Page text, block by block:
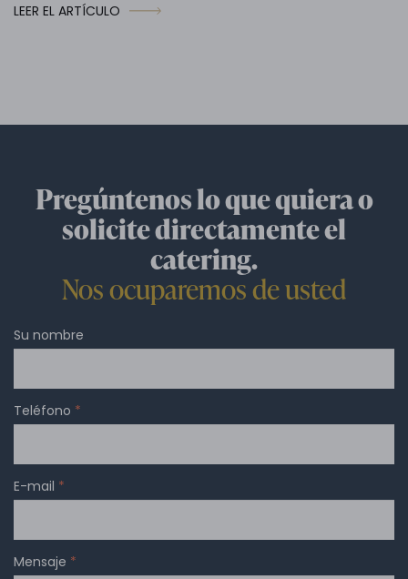
LEER EL ARTÍCULO
Pregúntenos lo que quiera o
solicite directamente el
catering.
Nos ocuparemos de usted
Su nombre
Teléfono *
E-mail *
Mensaje *